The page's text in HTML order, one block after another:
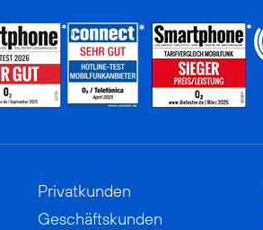
Privatkunden
Geschäftskunden